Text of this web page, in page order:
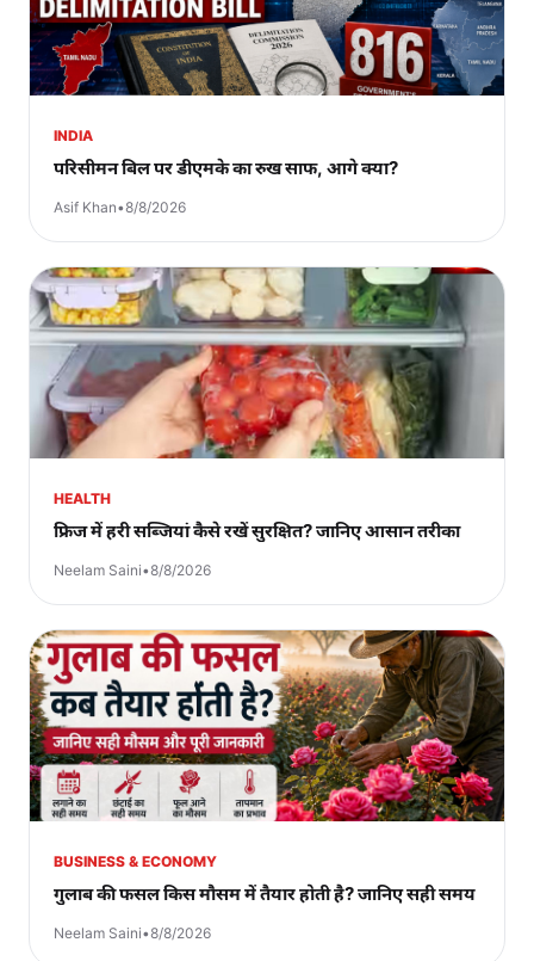
INDIA
परिसीमन बिल पर डीएमके का रुख साफ, आगे क्या?
Asif Khan•8/8/2026
HEALTH
फ्रिज में हरी सब्जियां कैसे रखें सुरक्षित? जानिए आसान तरीका
Neelam Saini•8/8/2026
BUSINESS & ECONOMY
गुलाब की फसल किस मौसम में तैयार होती है? जानिए सही समय
Neelam Saini•8/8/2026